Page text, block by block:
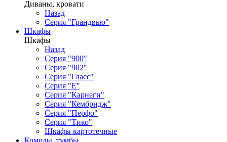
Диваны, кровати
Назад
Серия "Грандвью"
Шкафы
Шкафы
Назад
Серия "900"
Серия "902"
Серия "Гласс"
Серия "Е"
Серия "Карнеги"
Серия "Кембридж"
Серия "Перфо"
Серия "Тико"
Шкафы картотечные
Комоды, тумбы